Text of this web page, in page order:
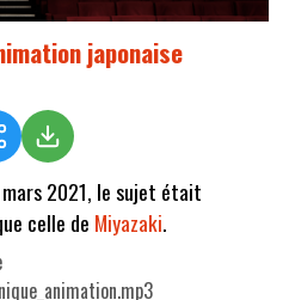
japonaise
mars 2021, le sujet était
celle de Miyazaki.